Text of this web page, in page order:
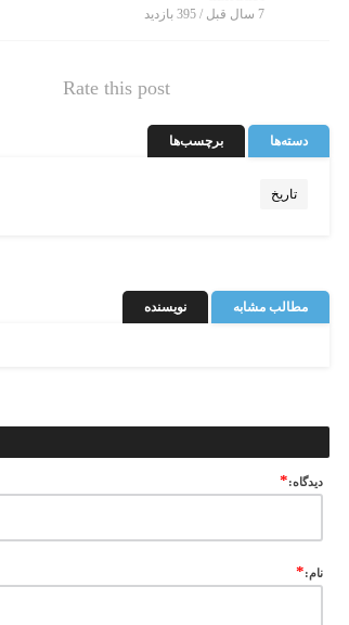
7 سال قبل / 395 بازدید
Rate this post
دسته‌ها برچسب‌ها
تاریخ
مطالب مشابه نویسنده
ديدگاه:*
نام:*